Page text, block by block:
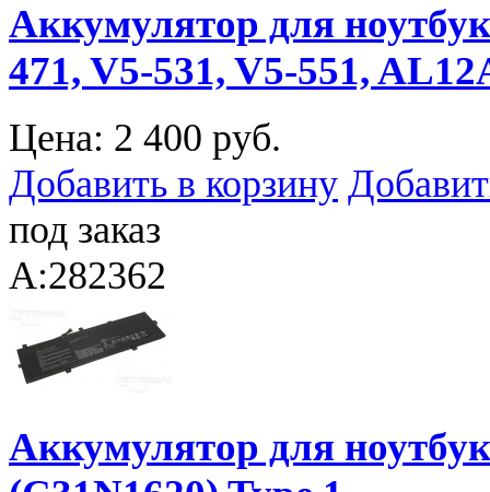
Аккумулятор для
471, V5-531, V5-551,
Цена: 2 400 руб.
Добавить в корзину
под заказ
A:282362
Аккумулятор для